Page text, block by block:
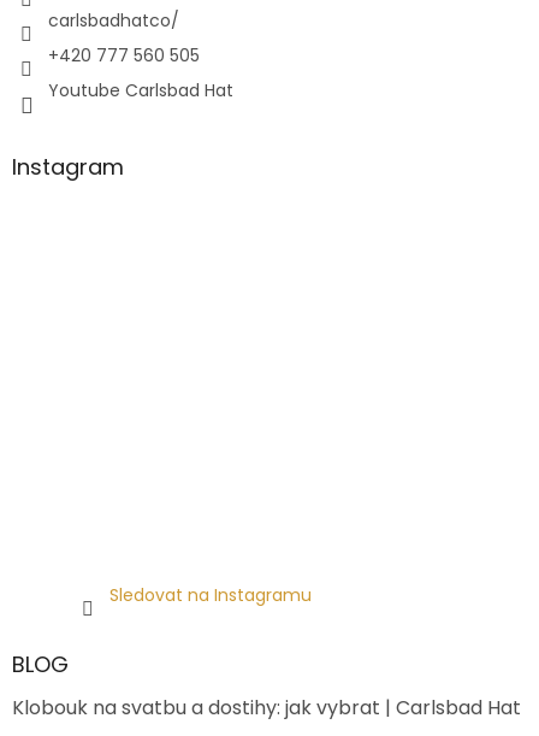
carlsbadhatco/
+420 777 560 505
Youtube Carlsbad Hat
Instagram
Sledovat na Instagramu
BLOG
Klobouk na svatbu a dostihy: jak vybrat | Carlsbad Hat